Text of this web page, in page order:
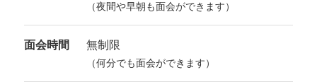
（夜間や早朝も面会ができます）
面会時間 無制限
（何分でも面会ができます）